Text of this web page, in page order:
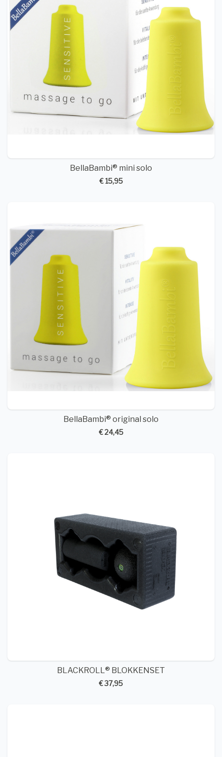
BellaBambi® mini solo
€ 15,95
BellaBambi® original solo
€ 24,45
BLACKROLL® BLOKKENSET
€ 37,95